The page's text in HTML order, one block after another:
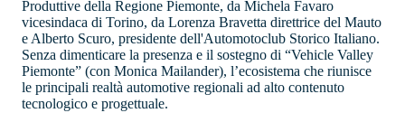
Produttive della Regione Piemonte, da Michela Favaro
vicesindaca di Torino, da Lorenza Bravetta direttrice del Mauto
e Alberto Scuro, presidente dell'Automotoclub Storico Italiano.
Senza dimenticare la presenza e il sostegno di “Vehicle Valley
Piemonte” (con Monica Mailander), l’ecosistema che riunisce
le principali realtà automotive regionali ad alto contenuto
tecnologico e progettuale.